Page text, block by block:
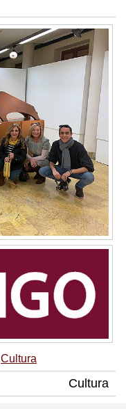
Cultura
Cultura